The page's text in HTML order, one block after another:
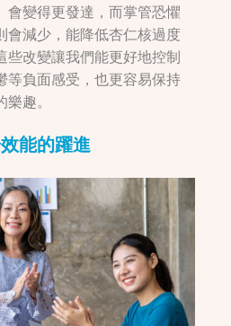
會變得更發達，而掌管恐懼
會減少，能降低杏仁核過度
些改變讓我們能更好地控制
等負面感受，也更容易保持
趣。
能的躍進